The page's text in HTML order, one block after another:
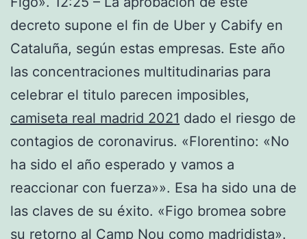
decreto supone el fin de Uber y Cabify en
Cataluña, según estas empresas. Este año
las concentraciones multitudinarias para
celebrar el titulo parecen imposibles,
camiseta real madrid 2021 dado el riesgo de
contagios de coronavirus. «Florentino: «No
ha sido el año esperado y vamos a
reaccionar con fuerza»». Esa ha sido una de
las claves de su éxito. «Figo bromea sobre
su retorno al Camp Nou como madridista».